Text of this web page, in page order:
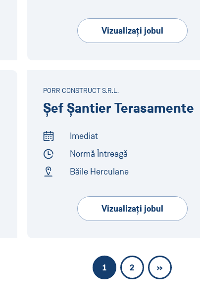
Vizualizaţi jobul
PORR CONSTRUCT S.R.L.
Șef Șantier Terasamente
Start of Work
Imediat
Employment Type
Normă Întreagă
Băile Herculane
Vizualizaţi jobul
1 2 »